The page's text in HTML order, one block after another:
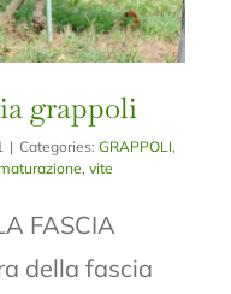
grappoli
| Categories:GRAPPOLI,
,vite
FASCIA
della fascia